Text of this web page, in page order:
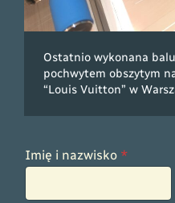
Ostatnio wykonana
pochwytem obszytym
“Louis Vuitton” w
Imię i nazwisko *